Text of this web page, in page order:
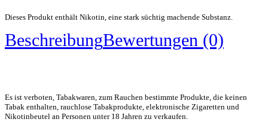
Dieses Produkt enthält Nikotin, eine stark süchtig machende Substanz.
BeschreibungBewertungen (0)
Es ist verboten, Tabakwaren, zum Rauchen bestimmte Produkte, die keinen
Tabak enthalten, rauchlose Tabakprodukte, elektronische Zigaretten und
Nikotinbeutel an Personen unter 18 Jahren zu verkaufen.